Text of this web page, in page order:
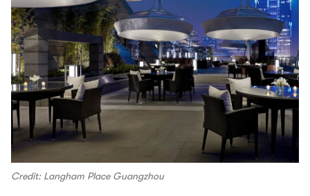
Credit: Langham Place Guangzhou